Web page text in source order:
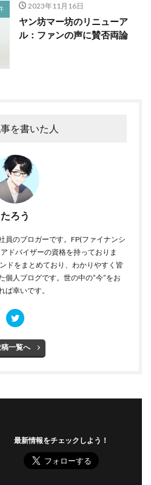
2023年11月16日
ヤン坊マー坊のリニューア
ル：ファンの声に賛否両論
を書いた人
たろう
員のブロガーです。FP(ファイナンシ
ドバイザーの資格を持っておりま
ドをまとめており、わかりやすく皆
個人ブログです。世の中の”今”をお
ば幸いです。
一覧へ
最新情報をチェックしよう！